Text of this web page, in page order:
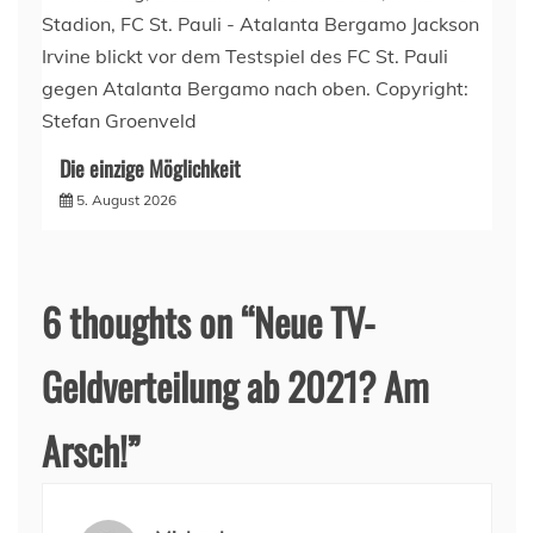
Die einzige Möglichkeit
5. August 2026
6 thoughts on “Neue TV-
Geldverteilung ab 2021? Am
Arsch!”